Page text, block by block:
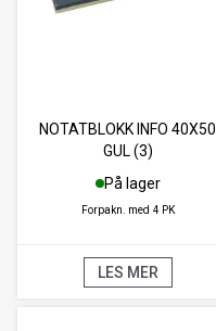
NOTATBLOKK INFO 40X50
GUL (3)
På lager
Forpakn. med 4 PK
LES MER